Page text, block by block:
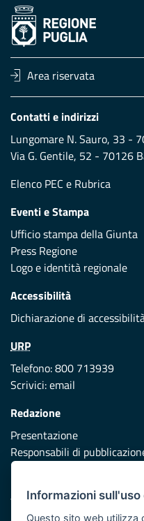
Area riservata
Contatti e indirizzi
Lungomare N. Sauro, 33 -
Via G. Gentile, 52 - 70126
Elenco PEC e Rubrica
Eventi e Stampa
Ufficio stampa della Giunta
Press Regione
Logo e identità regionale
Accessibilità
Dichiarazione di
URP
Telefono: 800 713939
Scrivici:email
Redazione
Presentazione
Responsabili di
Vai al sito di Protezione
Informazioni
Questo sito web utilizza